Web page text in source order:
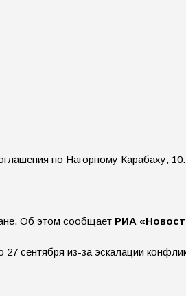
по Нагорному Карабаху,
Об этом сообщает РИА
сентября из-за эскалации